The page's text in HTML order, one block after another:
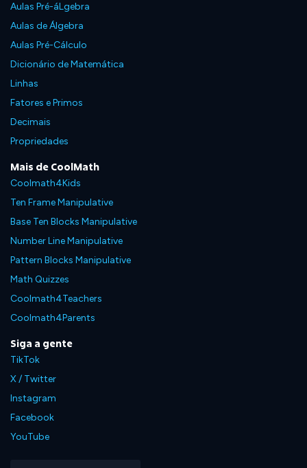
Aulas Pré-áLgebra
Aulas de Álgebra
Aulas Pré-Cálculo
Dicionário de Matemática
Linhas
Fatores e Primos
Decimais
Propriedades
Mais de CoolMath
Coolmath4Kids
Ten Frame Manipulative
Base Ten Blocks Manipulative
Number Line Manipulative
Pattern Blocks Manipulative
Math Quizzes
Coolmath4Teachers
Coolmath4Parents
Siga a gente
TikTok
X / Twitter
Instagram
Facebook
YouTube